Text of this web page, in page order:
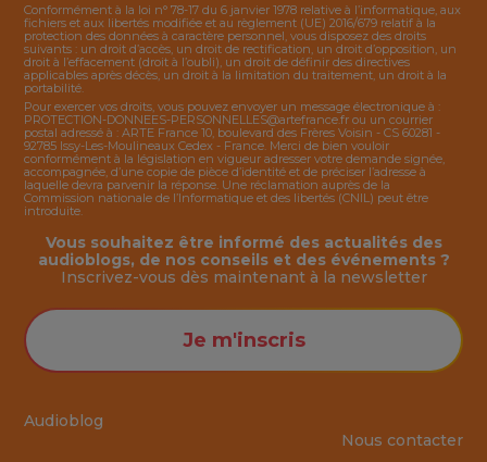
Conformément à la loi n° 78-17 du 6 janvier 1978 relative à l’informatique, aux
fichiers et aux libertés modifiée et au règlement (UE) 2016/679 relatif à la
protection des données à caractère personnel, vous disposez des droits
suivants : un droit d’accès, un droit de rectification, un droit d’opposition, un
droit à l’effacement (droit à l’oubli), un droit de définir des directives
applicables après décès, un droit à la limitation du traitement, un droit à la
portabilité.
Pour exercer vos droits, vous pouvez envoyer un message électronique à :
PROTECTION-DONNEES-PERSONNELLES@artefrance.fr ou un courrier
postal adressé à : ARTE France 10, boulevard des Frères Voisin - CS 60281 -
92785 Issy-Les-Moulineaux Cedex - France. Merci de bien vouloir
conformément à la législation en vigueur adresser votre demande signée,
accompagnée, d’une copie de pièce d’identité et de préciser l’adresse à
laquelle devra parvenir la réponse. Une réclamation auprès de la
Commission nationale de l’Informatique et des libertés (CNIL) peut être
introduite.
Audioblog
Vous souhaitez être informé des actualités des
audioblogs, de nos conseils et des événements ?
Inscrivez-vous dès maintenant à la newsletter
Je m'inscris
Nous contacter